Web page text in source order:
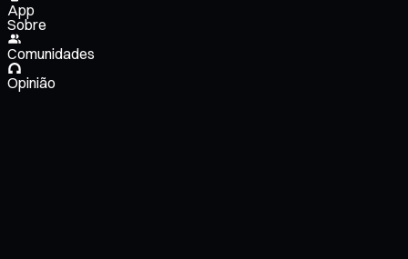
App
Sobre
Comunidades
Opinião